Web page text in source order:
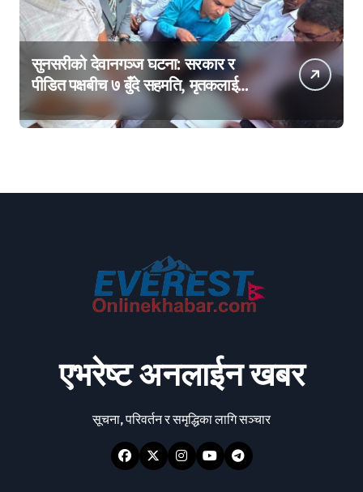
सुनसरीको देवानगञ्ज घटना: सरकार र
पीडित पक्षबीच ७ बुँदे सहमति, मृतकलाई
सहिद घोषणा र परिवारलाई राहत दिइने
एभरेष्ट अनलाईन खबर
सूचना, परिवर्तन र समृद्धिका लागि सञ्चार